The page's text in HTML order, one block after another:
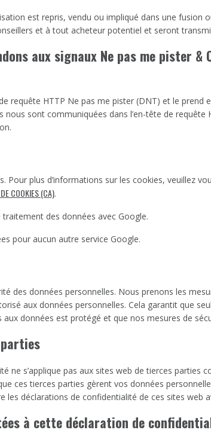
est repris, vendu ou impliqué dans une fusion
et à tout acheteur potentiel et seront
aux signaux Ne pas me pister
requête HTTP Ne pas me pister (DNT) et le prend
nous sont communiquées dans l’en-tête de requête
Pour plus d’informations sur les cookies, veuillez
COOKIES (CA).
des données avec Google.
pour aucun autre service Google.
des données personnelles. Nous prenons les
aux données personnelles. Cela garantit que
aux données est protégé et que nos mesures de
ne s’applique pas aux sites web de tierces parties
ces tierces parties gèrent vos données
les déclarations de confidentialité de ces sites web
à cette déclaration de